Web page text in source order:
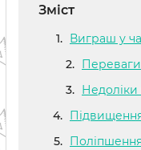
Зміст
Виграш у
Недоліки